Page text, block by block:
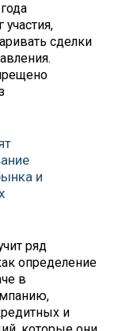
сделки
и
ряд
определение
в
и